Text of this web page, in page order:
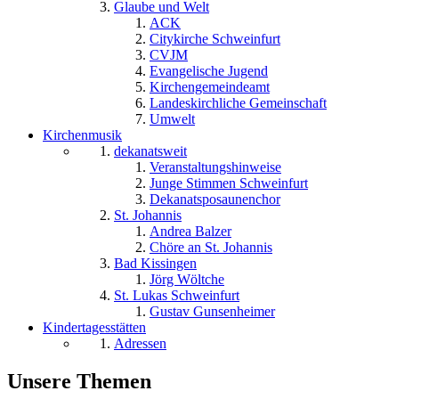
Glaube und Welt
ACK
Citykirche Schweinfurt
CVJM
Evangelische Jugend
Kirchengemeindeamt
Landeskirchliche Gemeinschaft
Umwelt
Kirchenmusik
dekanatsweit
Veranstaltungshinweise
Junge Stimmen Schweinfurt
Dekanatsposaunenchor
St. Johannis
Andrea Balzer
Chöre an St. Johannis
Bad Kissingen
Jörg Wöltche
St. Lukas Schweinfurt
Gustav Gunsenheimer
Kindertagesstätten
Adressen
Unsere Themen